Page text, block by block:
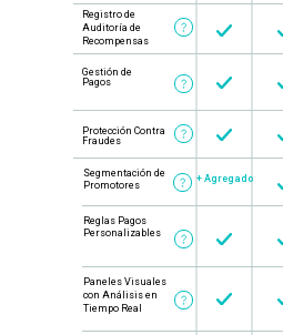
Registro de
Auditoría de
Recompensas
Gestión de
Pagos
Protección Contra
Fraudes
Segmentación de
Promotores
Reglas Pagos
Personalizables
Paneles Visuales
con Análisis en
Tiempo Real
+ Agregado